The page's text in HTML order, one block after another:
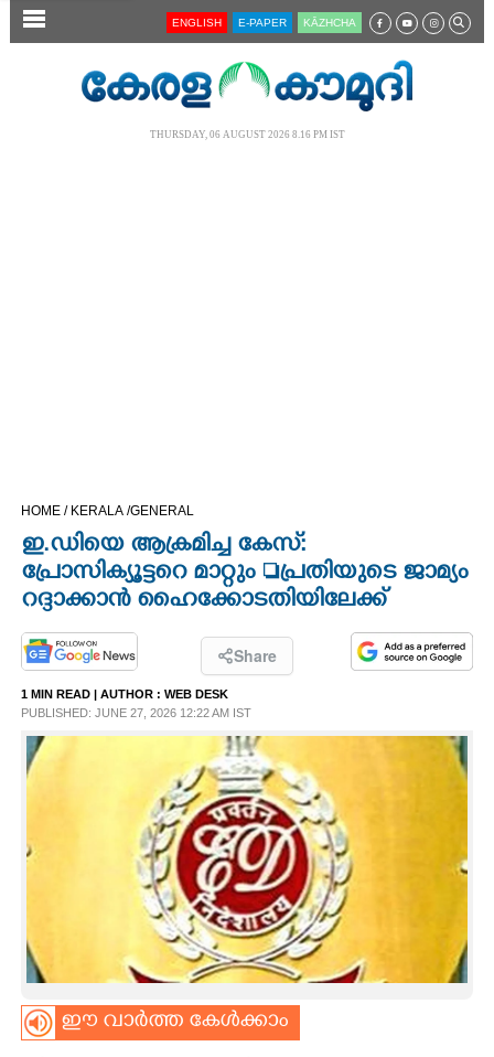
SECTIONS
CINEMA
OPINION
PHOTOS
LIFESTYLE
SPIRITUAL
ASTRO
CARTOONS
ENGLISH E-PAPER KĀZHCHA
THURSDAY, 06 AUGUST 2026 8.16 PM IST
HOME / KERALA /GENERAL
ഇ.ഡിയെ ആക്രമിച്ച കേസ്:
പ്രോസിക്യൂട്ടറെ മാറ്റും പ്രതിയുടെ ജാമ്യം
റദ്ദാക്കാൻ ഹൈക്കോടതിയിലേക്ക്
Share
1 MIN READ | AUTHOR : WEB DESK
PUBLISHED: JUNE 27, 2026 12:22 AM IST
ഈ വാർത്ത കേൾക്കാം